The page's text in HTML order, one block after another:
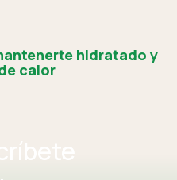
hidratado y
calor